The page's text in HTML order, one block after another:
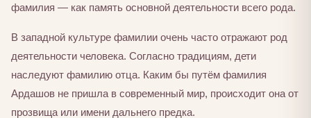
фамилия — как память основной деятельности всего рода.
В западной культуре фамилии очень часто отражают род
деятельности человека. Согласно традициям, дети
наследуют фамилию отца. Каким бы путём фамилия
Ардашов не пришла в современный мир, происходит она от
прозвища или имени дальнего предка.